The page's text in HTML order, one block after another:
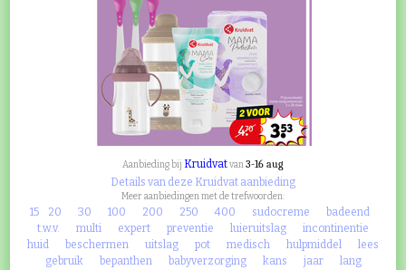
Aanbieding bij Kruidvatvan3-16 aug
Details van deze Kruidvat aanbieding
Meer aanbiedingen met de trefwoorden:
15 20 30 100 200 250 400 sudocreme
badeend
t.w.v.
multi expert preventie luieruitslag
incontinentie
huid
beschermen uitslag pot medisch hulpmiddel
lees
gebruik
bepanthen babyverzorging kans jaar
lang